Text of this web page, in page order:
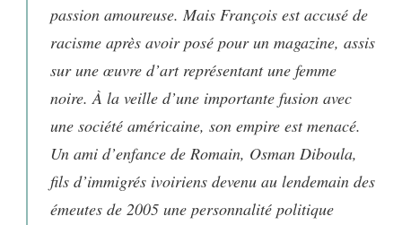
passion amoureuse. Mais François est accusé de
racisme après avoir posé pour un magazine, assis
sur une œuvre d’art représentant une femme
noire. À la veille d’une importante fusion avec
une société américaine, son empire est menacé.
Un ami d’enfance de Romain, Osman Diboula,
fils d’immigrés ivoiriens devenu au lendemain des
émeutes de 2005 une personnalité politique